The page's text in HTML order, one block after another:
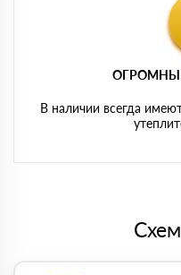
В наличии всегда